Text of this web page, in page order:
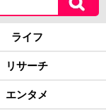
ライフ
リサーチ
エンタメ